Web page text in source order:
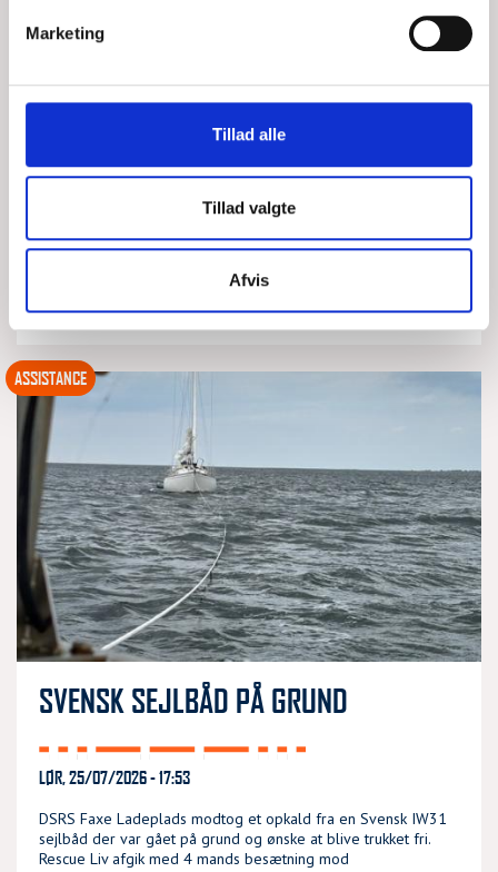
Marketing
Tillad alle
Tillad valgte
Afvis
HAVETS SKRALDEMAND
MAN, 03/08/2026 - 18:26
#44 Kl. 14.43 melder kajakroer om flydende tovværk på
ved Marelunden i Faxe Bugt. Rescue Liv afgår med
DSRS Faxe Ladeplads LÆS MERE
SVENSK SEJLBÅD PÅ GRUND
LØR, 25/07/2026 - 17:53
DSRS Faxe Ladeplads modtog et opkald fra en Svensk IW31
sejlbåd der var gået på grund og ønske at blive trukket fri.
Rescue Liv afgik med 4 mands besætning mod
ASSISTANCE